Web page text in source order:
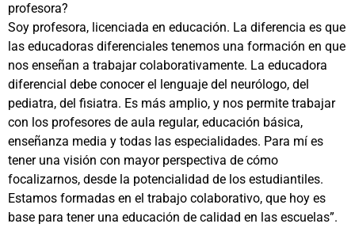
profesora?
Soy profesora, licenciada en educación. La diferencia es que
las educadoras diferenciales tenemos una formación en que
nos enseñan a trabajar colaborativamente. La educadora
diferencial debe conocer el lenguaje del neurólogo, del
pediatra, del fisiatra. Es más amplio, y nos permite trabajar
con los profesores de aula regular, educación básica,
enseñanza media y todas las especialidades. Para mí es
tener una visión con mayor perspectiva de cómo
focalizarnos, desde la potencialidad de los estudiantiles.
Estamos formadas en el trabajo colaborativo, que hoy es
base para tener una educación de calidad en las escuelas”.